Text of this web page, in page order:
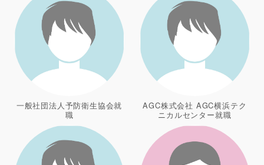
一般社団法人予防衛生協会就
職
AGC株式会社 AGC横浜テク
ニカルセンター就職